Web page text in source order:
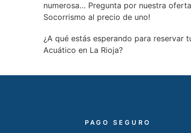
numerosa… Pregunta por nuestra
Socorrismo al precio de uno!
¿A qué estás esperando para reservar
Acuático en La Rioja?
PAGO SEGURO